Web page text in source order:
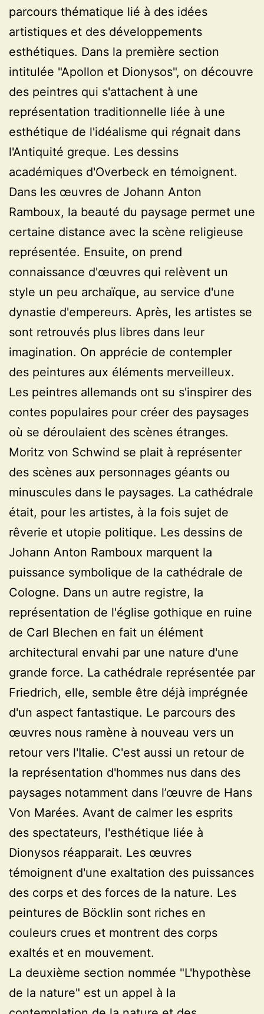
parcours thématique lié à des idées
artistiques et des développements
esthétiques. Dans la première section
intitulée "Apollon et Dionysos", on découvre
des peintres qui s'attachent à une
représentation traditionnelle liée à une
esthétique de l'idéalisme qui régnait dans
l'Antiquité greque. Les dessins
académiques d'Overbeck en témoignent.
Dans les œuvres de Johann Anton
Ramboux, la beauté du paysage permet une
certaine distance avec la scène religieuse
représentée. Ensuite, on prend
connaissance d'œuvres qui relèvent un
style un peu archaïque, au service d'une
dynastie d'empereurs. Après, les artistes se
sont retrouvés plus libres dans leur
imagination. On apprécie de contempler
des peintures aux éléments merveilleux.
Les peintres allemands ont su s'inspirer des
contes populaires pour créer des paysages
où se déroulaient des scènes étranges.
Moritz von Schwind se plait à représenter
des scènes aux personnages géants ou
minuscules dans le paysages. La cathédrale
était, pour les artistes, à la fois sujet de
rêverie et utopie politique. Les dessins de
Johann Anton Ramboux marquent la
puissance symbolique de la cathédrale de
Cologne. Dans un autre registre, la
représentation de l'église gothique en ruine
de Carl Blechen en fait un élément
architectural envahi par une nature d'une
grande force. La cathédrale représentée par
Friedrich, elle, semble être déjà imprégnée
d'un aspect fantastique. Le parcours des
œuvres nous ramène à nouveau vers un
retour vers l'Italie. C'est aussi un retour de
la représentation d'hommes nus dans des
paysages notamment dans l’œuvre de Hans
Von Marées. Avant de calmer les esprits
des spectateurs, l'esthétique liée à
Dionysos réapparait. Les œuvres
témoignent d'une exaltation des puissances
des corps et des forces de la nature. Les
peintures de Böcklin sont riches en
couleurs crues et montrent des corps
exaltés et en mouvement.
La deuxième section nommée "L'hypothèse
de la nature" est un appel à la